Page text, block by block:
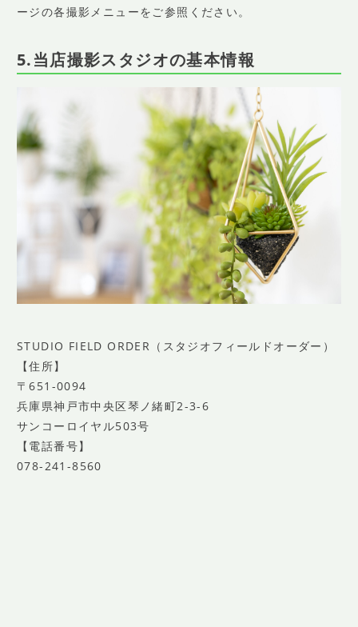
ージの各撮影メニューをご参照ください。
5.当店撮影スタジオの基本情報
STUDIO FIELD ORDER（スタジオフィールドオーダー）
【住所】
〒651-0094
兵庫県神戸市中央区琴ノ緒町2-3-6
サンコーロイヤル503号
【電話番号】
078-241-8560